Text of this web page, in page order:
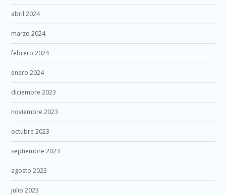
abril 2024
marzo 2024
febrero 2024
enero 2024
diciembre 2023
noviembre 2023
octubre 2023
septiembre 2023
agosto 2023
julio 2023